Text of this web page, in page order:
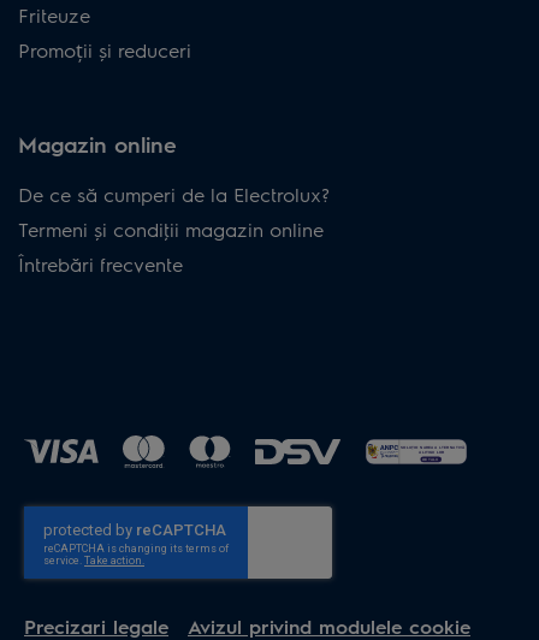
Friteuze
Promoții și reduceri
Magazin online
De ce să cumperi de la Electrolux?
Termeni și condiţii magazin online
Întrebări frecvente
Precizari legale Avizul privind modulele cookie